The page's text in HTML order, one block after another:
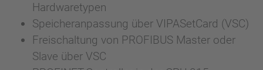
Hardwaretypen
Speicheranpassung über VIPASetCard (VSC)
Freischaltung von PROFIBUS Master oder
Slave über VSC